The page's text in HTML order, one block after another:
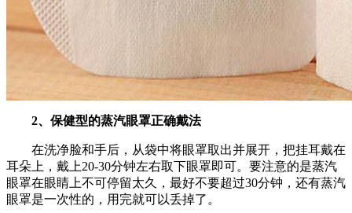
2、保健型的蒸汽眼罩正确戴法
在洗净脸和手后，从袋中将眼罩取出并展开，把挂耳戴在
耳朵上，戴上20-30分钟左右取下眼罩即可。要注意的是蒸汽
眼罩在眼睛上不可停留太久，最好不要超过30分钟，还有蒸汽
眼罩是一次性的，用完就可以丢掉了。